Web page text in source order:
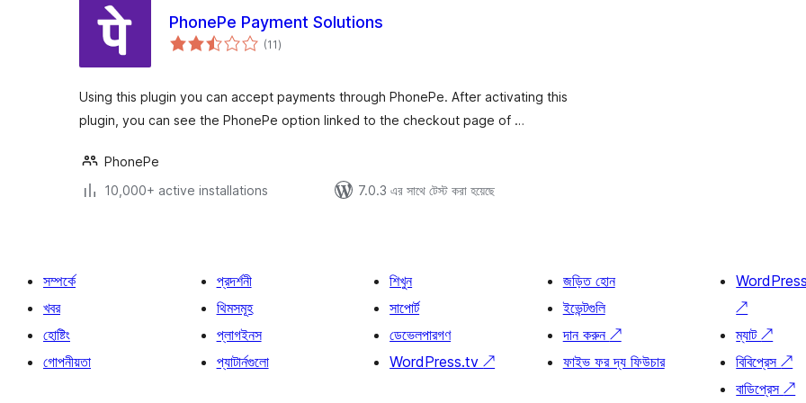
PhonePe Payment Solutions
(11total
ratings
)
Using this plugin you can accept payments through PhonePe. After activating this
plugin, you can see the PhonePe option linked to the checkout page of …
PhonePe
10,000+ active installations
7.0.3 এর সাথে টেস্ট করা হয়েছে
সম্পর্কে
খবর
হোষ্টিং
গোপনীয়তা
প্রদর্শনী
থিমসমূহ
প্লাগইনস
প্যাটার্নগুলো
শিখুন
সাপোর্ট
ডেভেলপারগণ
WordPress.tv↗
জড়িত হোন
ইভেন্টগুলি
দান করুন ↗
ফাইভ ফর দ্য ফিউচার
↗
ম্যাট↗
বিবিপ্রেস↗
বাডিপ্রেস↗